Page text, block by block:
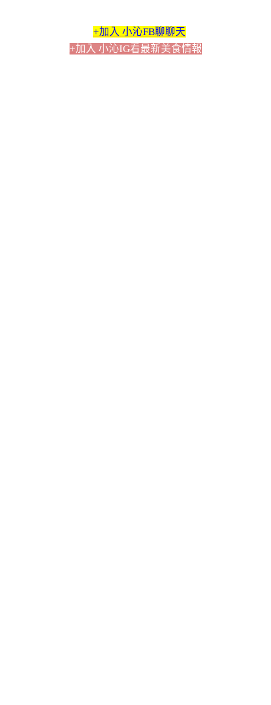
+加入 小沁FB聊聊天
+加入 小沁IG看最新美食情報